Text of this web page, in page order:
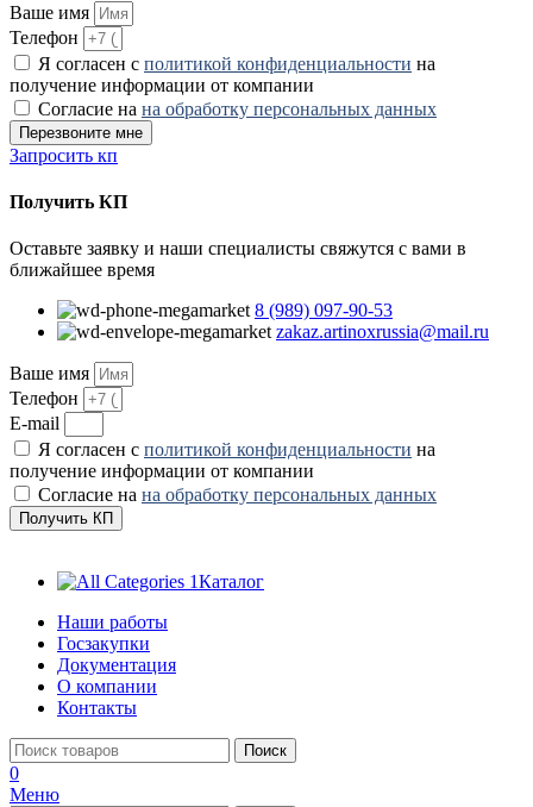
Ваше имя
Телефон
Я согласен с политикой конфиденциальности на
получение информации от компании
Согласие на на обработку персональных данных
Перезвоните мне
Запросить кп
Получить КП
Оставьте заявку и наши специалисты свяжутся с вами в
ближайшее время
8 (989) 097-90-53
zakaz.artinoxrussia@mail.ru
Ваше имя
Телефон
E-mail
Я согласен с политикой конфиденциальности на
получение информации от компании
Согласие на на обработку персональных данных
Получить КП
Каталог
Наши работы
Госзакупки
Документация
О компании
Контакты
Поиск
0
Меню